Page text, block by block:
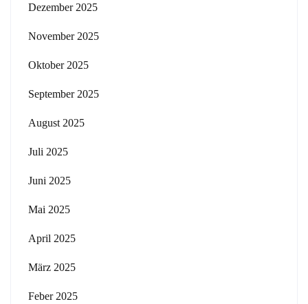
Dezember 2025
November 2025
Oktober 2025
September 2025
August 2025
Juli 2025
Juni 2025
Mai 2025
April 2025
März 2025
Feber 2025